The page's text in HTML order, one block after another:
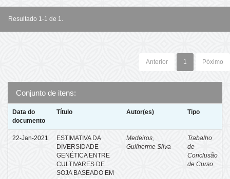
Resultado 1-1 de 1.
Anterior 1 Póximo
Conjunto de itens:
Data do
documento
Título Autor(es) Tipo
22-Jan-2021
ESTIMATIVA DA
DIVERSIDADE
GENÉTICA ENTRE
CULTIVARES DE
SOJA BASEADO EM
Medeiros,
Guilherme Silva
Trabalho
de
Conclusão
de Curso